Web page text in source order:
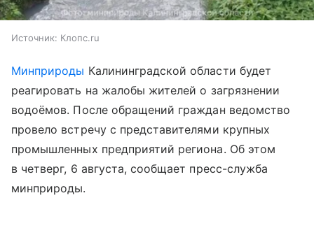
Источник: Клопс.ru
Минприроды Калининградской области будет
реагировать на жалобы жителей о загрязнении
водоёмов. После обращений граждан ведомство
провело встречу с представителями крупных
промышленных предприятий региона. Об этом
в четверг, 6 августа, сообщает пресс-служба
минприроды.